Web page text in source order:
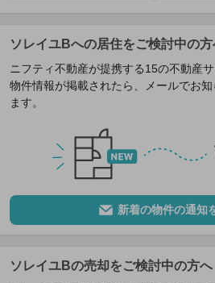
ソレイユBへの居住をご検討中の方
ニフティ不動産が提携する15の不動産
物件情報が掲載されたら、メールでお
ます。
新着の物件の通知
ソレイユBの売却をご検討中の方へ